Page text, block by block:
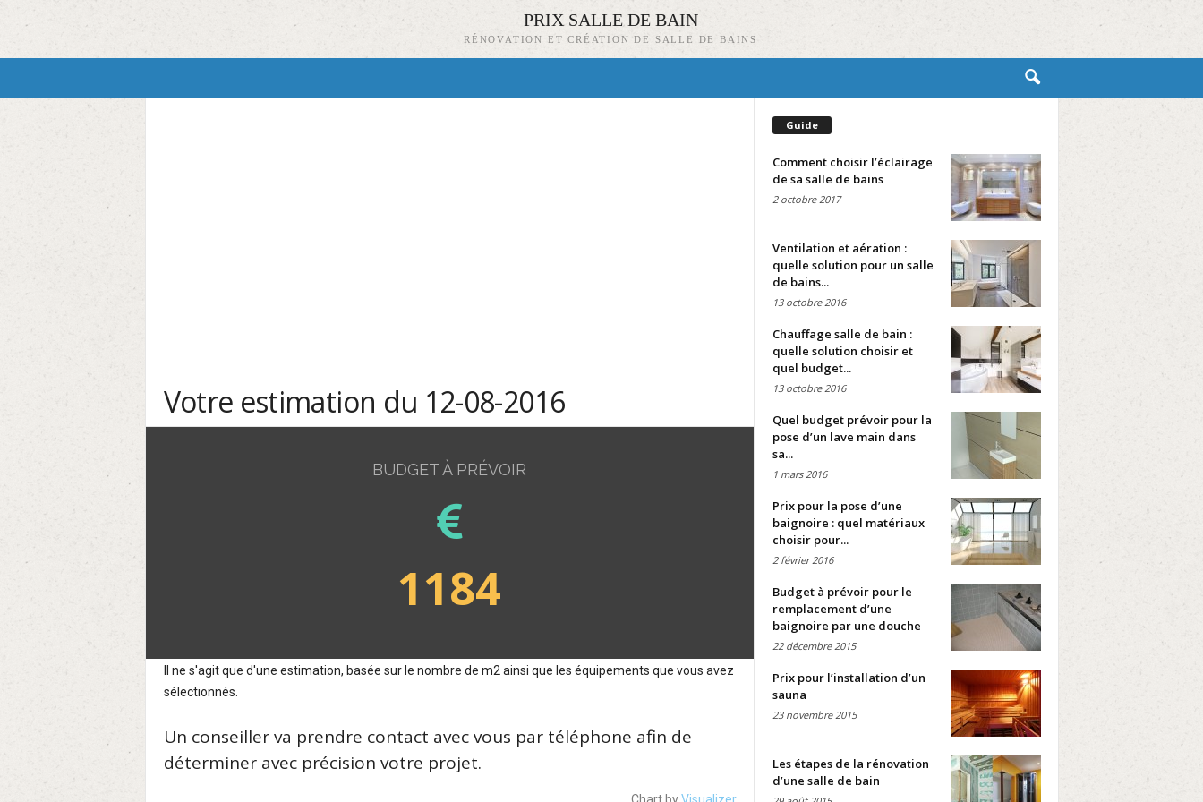
PRIX SALLE DE BAIN
RÉNOVATION ET CRÉATION DE SALLE DE BAINS
Votre estimation du 12-08-2016
BUDGET À PRÉVOIR
1184
Il ne s'agit que d'une estimation, basée sur le nombre de m2 ainsi que les équipements que vous avez
sélectionnés.
Un conseiller va prendre contact avec vous par téléphone afin de
déterminer avec précision votre projet.
Chart byVisualizer
Guide
Comment choisir l’éclairage
de sa salle de bains
2 octobre 2017
Ventilation et aération :
quelle solution pour un salle
de bains...
13 octobre 2016
Chauffage salle de bain :
quelle solution choisir et
quel budget...
13 octobre 2016
Quel budget prévoir pour la
pose d’un lave main dans
sa...
1 mars 2016
Prix pour la pose d’une
baignoire : quel matériaux
choisir pour...
2 février 2016
Budget à prévoir pour le
remplacement d’une
baignoire par une douche
22 décembre 2015
Prix pour l’installation d’un
sauna
23 novembre 2015
Les étapes de la rénovation
d’une salle de bain